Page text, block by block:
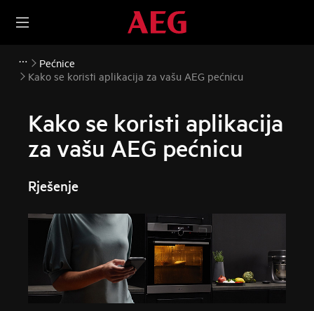
Pećnice
Kako se koristi aplikacija za vašu AEG pećnicu
Kako se koristi aplikacija
za vašu AEG pećnicu
Rješenje